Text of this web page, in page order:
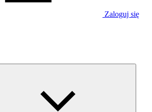
Zaloguj się